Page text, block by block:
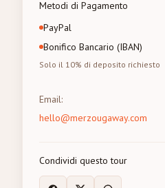
Metodi di Pagamento
PayPal
Bonifico Bancario (IBAN)
Solo il 10% di deposito richiesto
Email:
hello@merzougaway.com
Condividi questo tour